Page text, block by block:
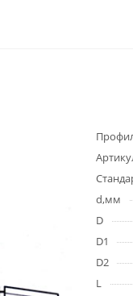
d,мм
D
D1
D2
L